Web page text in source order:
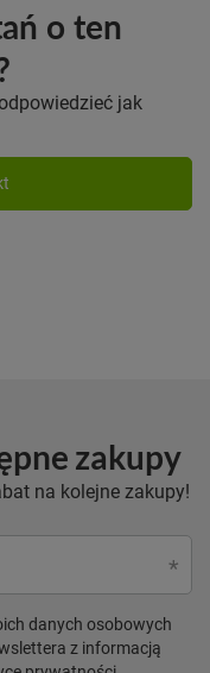
o ten
jak
zakupy
na kolejne zakupy!
danych osobowych
z informacją